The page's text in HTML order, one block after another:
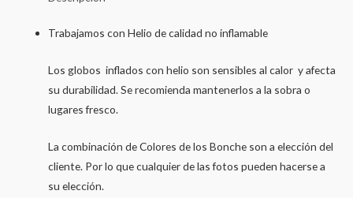
Trabajamos con Helio de calidad no inflamable
Los globos inflados con helio son sensibles al calor y afecta
su durabilidad. Se recomienda mantenerlos a la sobra o
lugares fresco.
La combinación de Colores de los Bonche son a elección del
cliente. Por lo que cualquier de las fotos pueden hacerse a
su elección.